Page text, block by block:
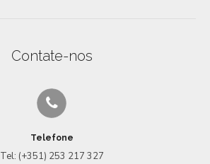
Contate-nos
Telefone
Tel: (+351) 253 217 327